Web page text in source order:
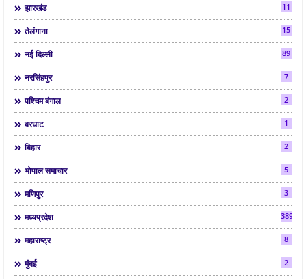
झारखंड 11
तेलंगाना 15
नई दिल्ली 89
नरसिंहपुर 7
पश्चिम बंगाल 2
बरघाट 1
बिहार 2
भोपाल समाचार 5
मणिपुर 3
मध्यप्रदेश 3892
महाराष्ट्र 8
मुंबई 2